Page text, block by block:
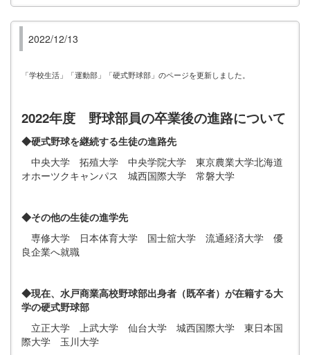
2022/12/13
「学校生活」「運動部」「硬式野球部」のページを更新しました。
2022年度 野球部員の卒業後の進路について
◆硬式野球を継続する生徒の進路先
中央大学 拓殖大学 中央学院大学 東京農業大学北海道
オホーツクキャンパス 城西国際大学 常磐大学
◆その他の生徒の進学先
専修大学 日本体育大学 国士舘大学 流通経済大学 優
良企業へ就職
◆現在、水戸商業高校野球部出身者（既卒者）が在籍する大
学の硬式野球部
立正大学 上武大学 仙台大学 城西国際大学 東日本国
際大学 玉川大学